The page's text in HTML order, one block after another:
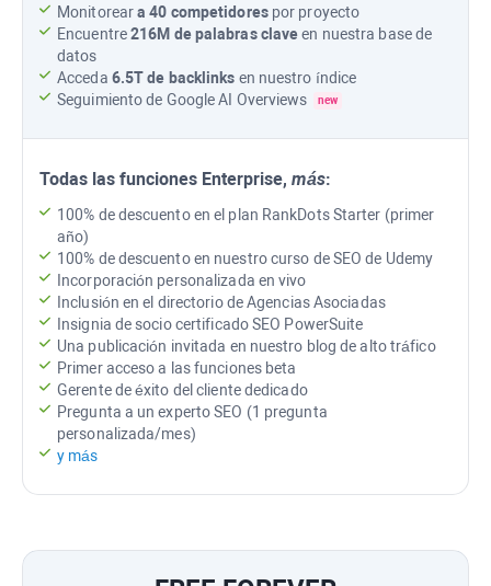
Monitoreara 40 competidorespor proyecto
Encuentre216M de palabras claveen nuestra base de
datos
Acceda 6.5Tde backlinks en nuestro índice
Seguimiento de Google AI Overviews new
Todas las funciones Enterprise, más:
100% de descuento en el plan RankDots Starter (primer
año)
100% de descuento en nuestro curso de SEO de Udemy
Incorporación personalizada en vivo
Inclusión en el directorio de Agencias Asociadas
Insignia de socio certificadoSEO PowerSuite
Una publicación invitada en nuestro blog de alto tráfico
Primer acceso a las funciones beta
Gerente de éxito del cliente dedicado
Pregunta a un experto SEO (1 pregunta
personalizada/mes)
y más